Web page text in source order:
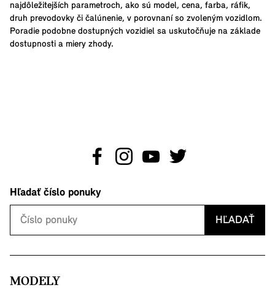
najdôležitejších parametroch, ako sú model, cena, farba, ráfik,
druh prevodovky či čalúnenie, v porovnaní so zvoleným vozidlom.
Poradie podobne dostupných vozidiel sa uskutočňuje na základe
dostupnosti a miery zhody.
Hľadať číslo ponuky
HĽADAŤ
MODELY